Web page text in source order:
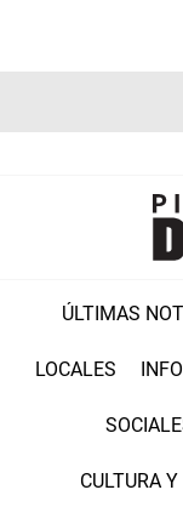
ÚLTIMAS
LOCALES
CULTURA